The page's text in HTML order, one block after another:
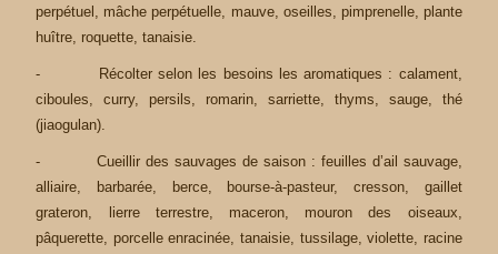
perpétuel, mâche perpétuelle, mauve, oseilles, pimprenelle, plante
huître, roquette, tanaisie.
- Récolter selon les besoins les aromatiques : calament,
ciboules, curry, persils, romarin, sarriette, thyms, sauge, thé
(jiaogulan).
- Cueillir des sauvages de saison : feuilles d’ail sauvage,
alliaire, barbarée, berce, bourse-à-pasteur, cresson, gaillet
grateron, lierre terrestre, maceron, mouron des oiseaux,
pâquerette, porcelle enracinée, tanaisie, tussilage, violette, racine